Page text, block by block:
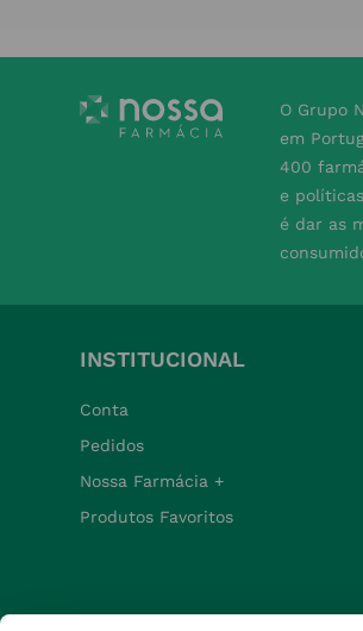
O Grupo
em
400
e
é dar as
INSTITUCIONAL
Conta
Pedidos
Nossa Farmácia +
Produtos Favoritos